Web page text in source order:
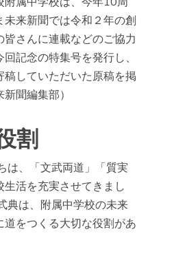
来新聞では令和２年の創
さんに連載などのご協力
記念の特集号を発行し、
していただいた原稿を掲
聞編集部）
割
、「文武両道」「質実
活を充実させてきまし
典は、附属中学校の未来
をつくる大切な役割があ